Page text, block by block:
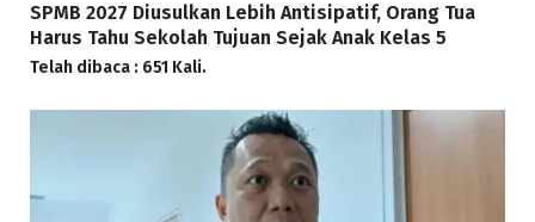
SPMB 2027 Diusulkan Lebih Antisipatif, Orang Tua
Harus Tahu Sekolah Tujuan Sejak Anak Kelas 5
Telah dibaca : 651 Kali.